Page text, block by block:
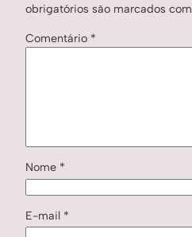
obrigatórios são marcados com
Comentário *
Nome *
E-mail *